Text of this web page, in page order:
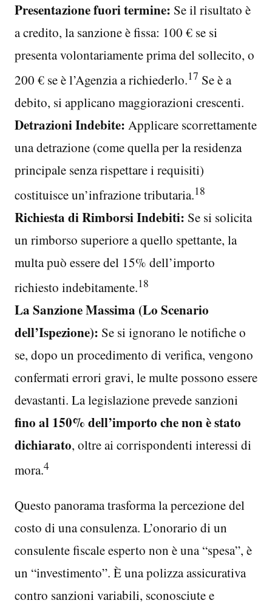
Presentazione fuori termine: Se il risultato è
a credito, la sanzione è fissa: 100 € se si
presenta volontariamente prima del sollecito, o
200 € se è l’Agenzia a richiederlo.17 Se è a
debito, si applicano maggiorazioni crescenti.
Detrazioni Indebite: Applicare scorrettamente
una detrazione (come quella per la residenza
principale senza rispettare i requisiti)
costituisce un’infrazione tributaria.18
Richiesta di Rimborsi Indebiti: Se si solicita
un rimborso superiore a quello spettante, la
multa può essere del 15% dell’importo
richiesto indebitamente.18
La Sanzione Massima (Lo Scenario
dell’Ispezione): Se si ignorano le notifiche o
se, dopo un procedimento di verifica, vengono
confermati errori gravi, le multe possono essere
devastanti. La legislazione prevede sanzioni
fino al 150% dell’importo che non è stato
dichiarato, oltre ai corrispondenti interessi di
mora.4
Questo panorama trasforma la percezione del
costo di una consulenza. L’onorario di un
consulente fiscale esperto non è una “spesa”, è
un “investimento”. È una polizza assicurativa
contro sanzioni variabili, sconosciute e